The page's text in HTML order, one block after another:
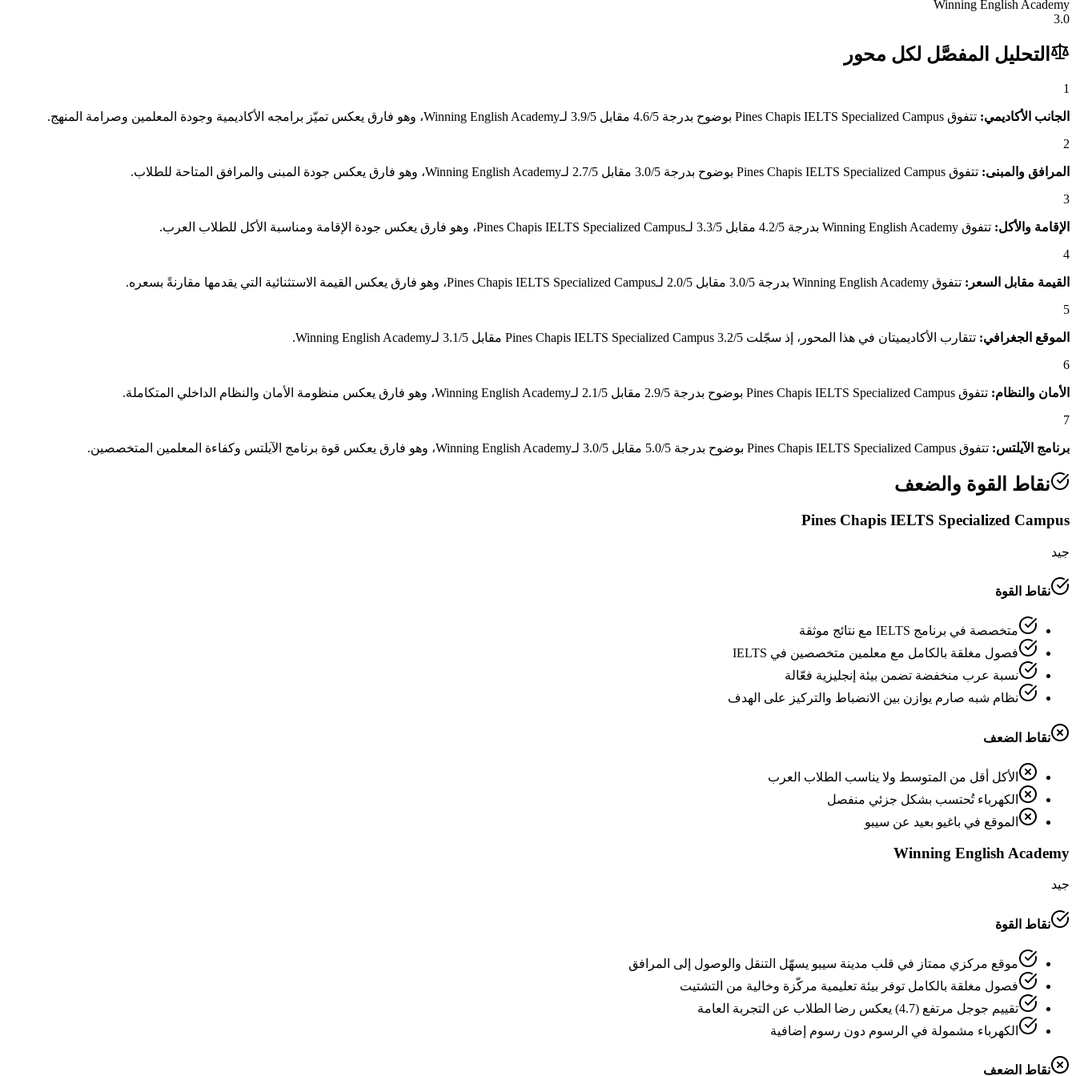
Winning English Academy
3.0
التحليل المفصَّل لكل محور
1
الجانب الأكاديمي: تتفوق Pines Chapis IELTS Specialized Campus بوضوح بدرجة 4.6/5 مقابل 3.9/5 لـWinning English Academy، وهو فارق يعكس تميّز برامجه الأكاديمية وجودة المعلمين وصرامة المنهج.
2
المرافق والمبنى: تتفوق Pines Chapis IELTS Specialized Campus بوضوح بدرجة 3.0/5 مقابل 2.7/5 لـWinning English Academy، وهو فارق يعكس جودة المبنى والمرافق المتاحة للطلاب.
3
الإقامة والأكل: تتفوق Winning English Academy بدرجة 4.2/5 مقابل 3.3/5 لـPines Chapis IELTS Specialized Campus، وهو فارق يعكس جودة الإقامة ومناسبة الأكل للطلاب العرب.
4
القيمة مقابل السعر: تتفوق Winning English Academy بدرجة 3.0/5 مقابل 2.0/5 لـPines Chapis IELTS Specialized Campus، وهو فارق يعكس القيمة الاستثنائية التي يقدمها مقارنةً بسعره.
5
الموقع الجغرافي: تتقارب الأكاديميتان في هذا المحور، إذ سجّلت Pines Chapis IELTS Specialized Campus 3.2/5 مقابل 3.1/5 لـWinning English Academy.
6
الأمان والنظام: تتفوق Pines Chapis IELTS Specialized Campus بوضوح بدرجة 2.9/5 مقابل 2.1/5 لـWinning English Academy، وهو فارق يعكس منظومة الأمان والنظام الداخلي المتكاملة.
7
برنامج الآيلتس: تتفوق Pines Chapis IELTS Specialized Campus بوضوح بدرجة 5.0/5 مقابل 3.0/5 لـWinning English Academy، وهو فارق يعكس قوة برنامج الآيلتس وكفاءة المعلمين المتخصصين.
نقاط القوة والضعف
Pines Chapis IELTS Specialized Campus
جيد
نقاط القوة
متخصصة في برنامج IELTS مع نتائج موثقة
فصول مغلقة بالكامل مع معلمين متخصصين في IELTS
نسبة عرب منخفضة تضمن بيئة إنجليزية فعّالة
نظام شبه صارم يوازن بين الانضباط والتركيز على الهدف
نقاط الضعف
الأكل أقل من المتوسط ولا يناسب الطلاب العرب
الكهرباء تُحتسب بشكل جزئي منفصل
الموقع في باغيو بعيد عن سيبو
Winning English Academy
جيد
نقاط القوة
موقع مركزي ممتاز في قلب مدينة سيبو يسهّل التنقل والوصول إلى المرافق
فصول مغلقة بالكامل توفر بيئة تعليمية مركّزة وخالية من التشتيت
تقييم جوجل مرتفع (4.7) يعكس رضا الطلاب عن التجربة العامة
الكهرباء مشمولة في الرسوم دون رسوم إضافية
نقاط الضعف